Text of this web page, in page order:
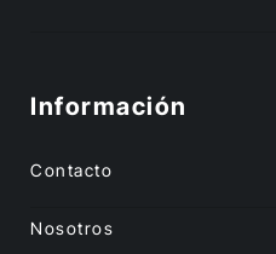
Información
Contacto
Nosotros